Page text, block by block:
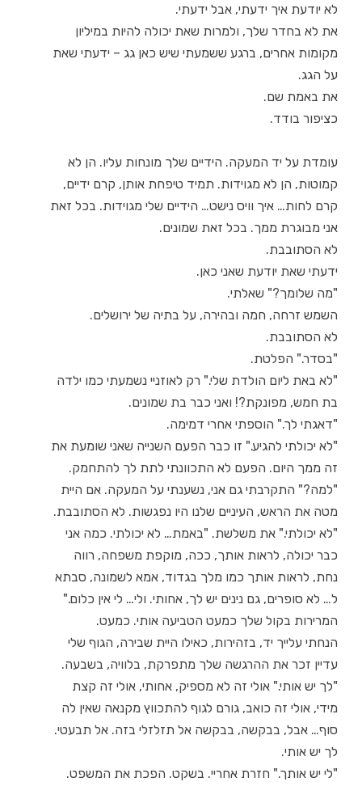
לא יודעת איך ידעתי, אבל ידעתי.
את לא בחדר שלך, ולמרות שאת יכולה להיות במיליון
מקומות אחרים, ברגע ששמעתי שיש כאן גג – ידעתי שאת
על הגג.
את באמת שם.
כציפור בודד.
עומדת על יד המעקה. הידיים שלך מונחות עליו. הן לא
קמוטות, הן לא מגוידות. תמיד טיפחת אותן, קרם ידיים,
קרם לחות… איך וויס נישט… הידיים שלי מגוידות. בכל זאת
אני מבוגרת ממך. בכל זאת שמונים.
לא הסתובבת.
ידעתי שאת יודעת שאני כאן.
"מה שלומך?" שאלתי.
השמש זרחה, חמה ובהירה, על בתיה של ירושלים.
לא הסתובבת.
"בסדר." הפלטת.
"לא באת ליום הולדת שלי." רק לאוזניי נשמעתי כמו ילדה
בת חמש, מפונקת?! ואני כבר בת שמונים.
"דאגתי לך." הוספתי אחרי דמימה.
"לא יכולתי להגיע." זו כבר הפעם השנייה שאני שומעת את
זה ממך היום. הפעם לא התכוונתי לתת לך להתחמק.
"למה?" התקרבתי גם אני, נשענתי על המעקה. אם היית
מטה את הראש, העיניים שלנו היו נפגשות. לא הסתובבת.
"לא יכולתי." את משלשת. "באמת… לא יכולתי. כמה אני
כבר יכולה, לראות אותך, ככה, מוקפת משפחה, רווה
נחת, לראות אותך כמו מלך בגדוד, אמא לשמונה, סבתא
ל… לא סופרים, גם נינים יש לך, אחותי. ולי… לי אין כלום."
המרירות בקול שלך כמעט הטביעה אותי. כמעט.
הנחתי עלייך יד, בזהירות, כאילו היית שבירה, הגוף שלי
עדיין זכר את ההרגשה שלך מתפרקת, בלוויה, בשבעה.
"לך יש אותי." אולי זה לא מספיק, אחותי, אולי זה קצת
מידי, אולי זה כואב, גורם לגוף להתכווץ מקנאה שאין לה
סוף… אבל, בבקשה, בבקשה אל תזלזלי בזה. אל תבעטי.
לך יש אותי.
"לי יש אותך." חזרת אחריי. בשקט. הפכת את המשפט.